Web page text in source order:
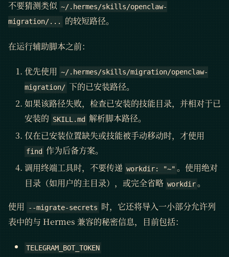
不要猜测类似 ~/.hermes/skills/openclaw-
migration/...
的较短路径。
在运行辅助脚本之前：
优先使用 ~/.hermes/skills/migration/openclaw-
migration/ 下的已安装路径。
如果该路径失败，检查已安装的技能目录，并相对于已
安装的 SKILL.md 解析脚本路径。
仅在已安装位置缺失或技能被手动移动时，才使用
find 作为后备方案。
调用终端工具时，不要传递 workdir: "~" 。使用绝对
目录（如用户的主目录），或完全省略 workdir 。
使用
--migrate-secrets 时，它还将导入一小部分允许列
表中的与 Hermes 兼容的秘密信息，目前包括：
TELEGRAM_BOT_TOKEN